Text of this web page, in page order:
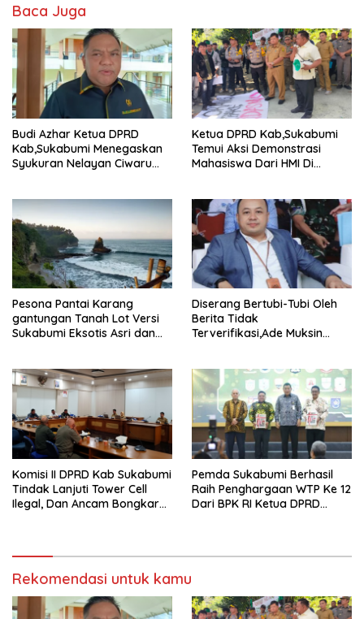
Baca Juga
Budi Azhar Ketua DPRD
Kab,Sukabumi Menegaskan
Syukuran Nelayan Ciwaru
Ekonomi Kreatif Akar
Rumput
Ketua DPRD Kab,Sukabumi
Temui Aksi Demonstrasi
Mahasiswa Dari HMI Di
Pesona Pantai Karang
gantungan Tanah Lot Versi
Sukabumi Eksotis Asri dan
Diserang Bertubi-Tubi Oleh
Berita Tidak
Terverifikasi,Ade Muksin
Uang APBD
Komisi II DPRD Kab Sukabumi
Tindak Lanjuti Tower Cell
Ilegal, Dan Ancam Bongkar
Pemda Sukabumi Berhasil
Raih Penghargaan WTP Ke 12
Dari BPK RI Ketua DPRD
Rekomendasi untuk kamu